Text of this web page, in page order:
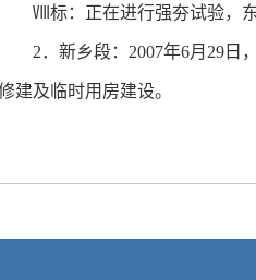
Ⅷ标：正在进行强夯试验，东
2．新乡段：2007年6月29日，
建及临时用房建设。